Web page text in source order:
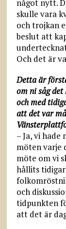
något nytt.
skulle vara
och trojkan
beslut att
Och det är
Detta är
om ni såg
och med
att det var
– Ja, vi
möten varje
möte om vi
hållits
och
tidpunkten
att det är